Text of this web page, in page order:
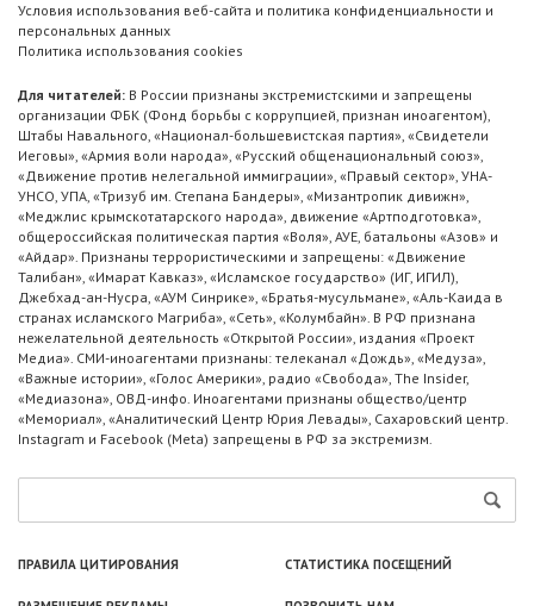
Условия использования веб-сайта и политика конфиденциальности и
персональных данных
Политика использования cookies
Для читателей: В России признаны экстремистскими и запрещены
организации ФБК (Фонд борьбы с коррупцией, признан иноагентом),
Штабы Навального, «Национал-большевистская партия», «Свидетели
Иеговы», «Армия воли народа», «Русский общенациональный союз»,
«Движение против нелегальной иммиграции», «Правый сектор», УНА-
УНСО, УПА, «Тризуб им. Степана Бандеры», «Мизантропик дивижн»,
«Меджлис крымскотатарского народа», движение «Артподготовка»,
общероссийская политическая партия «Воля», АУЕ, батальоны «Азов» и
«Айдар». Признаны террористическими и запрещены: «Движение
Талибан», «Имарат Кавказ», «Исламское государство» (ИГ, ИГИЛ),
Джебхад-ан-Нусра, «АУМ Синрике», «Братья-мусульмане», «Аль-Каида в
странах исламского Магриба», «Сеть», «Колумбайн». В РФ признана
нежелательной деятельность «Открытой России», издания «Проект
Медиа». СМИ-иноагентами признаны: телеканал «Дождь», «Медуза»,
«Важные истории», «Голос Америки», радио «Свобода», The Insider,
«Медиазона», ОВД-инфо. Иноагентами признаны общество/центр
«Мемориал», «Аналитический Центр Юрия Левады», Сахаровский центр.
Instagram и Facebook (Metа) запрещены в РФ за экстремизм.
ПРАВИЛА ЦИТИРОВАНИЯ СТАТИСТИКА ПОСЕЩЕНИЙ